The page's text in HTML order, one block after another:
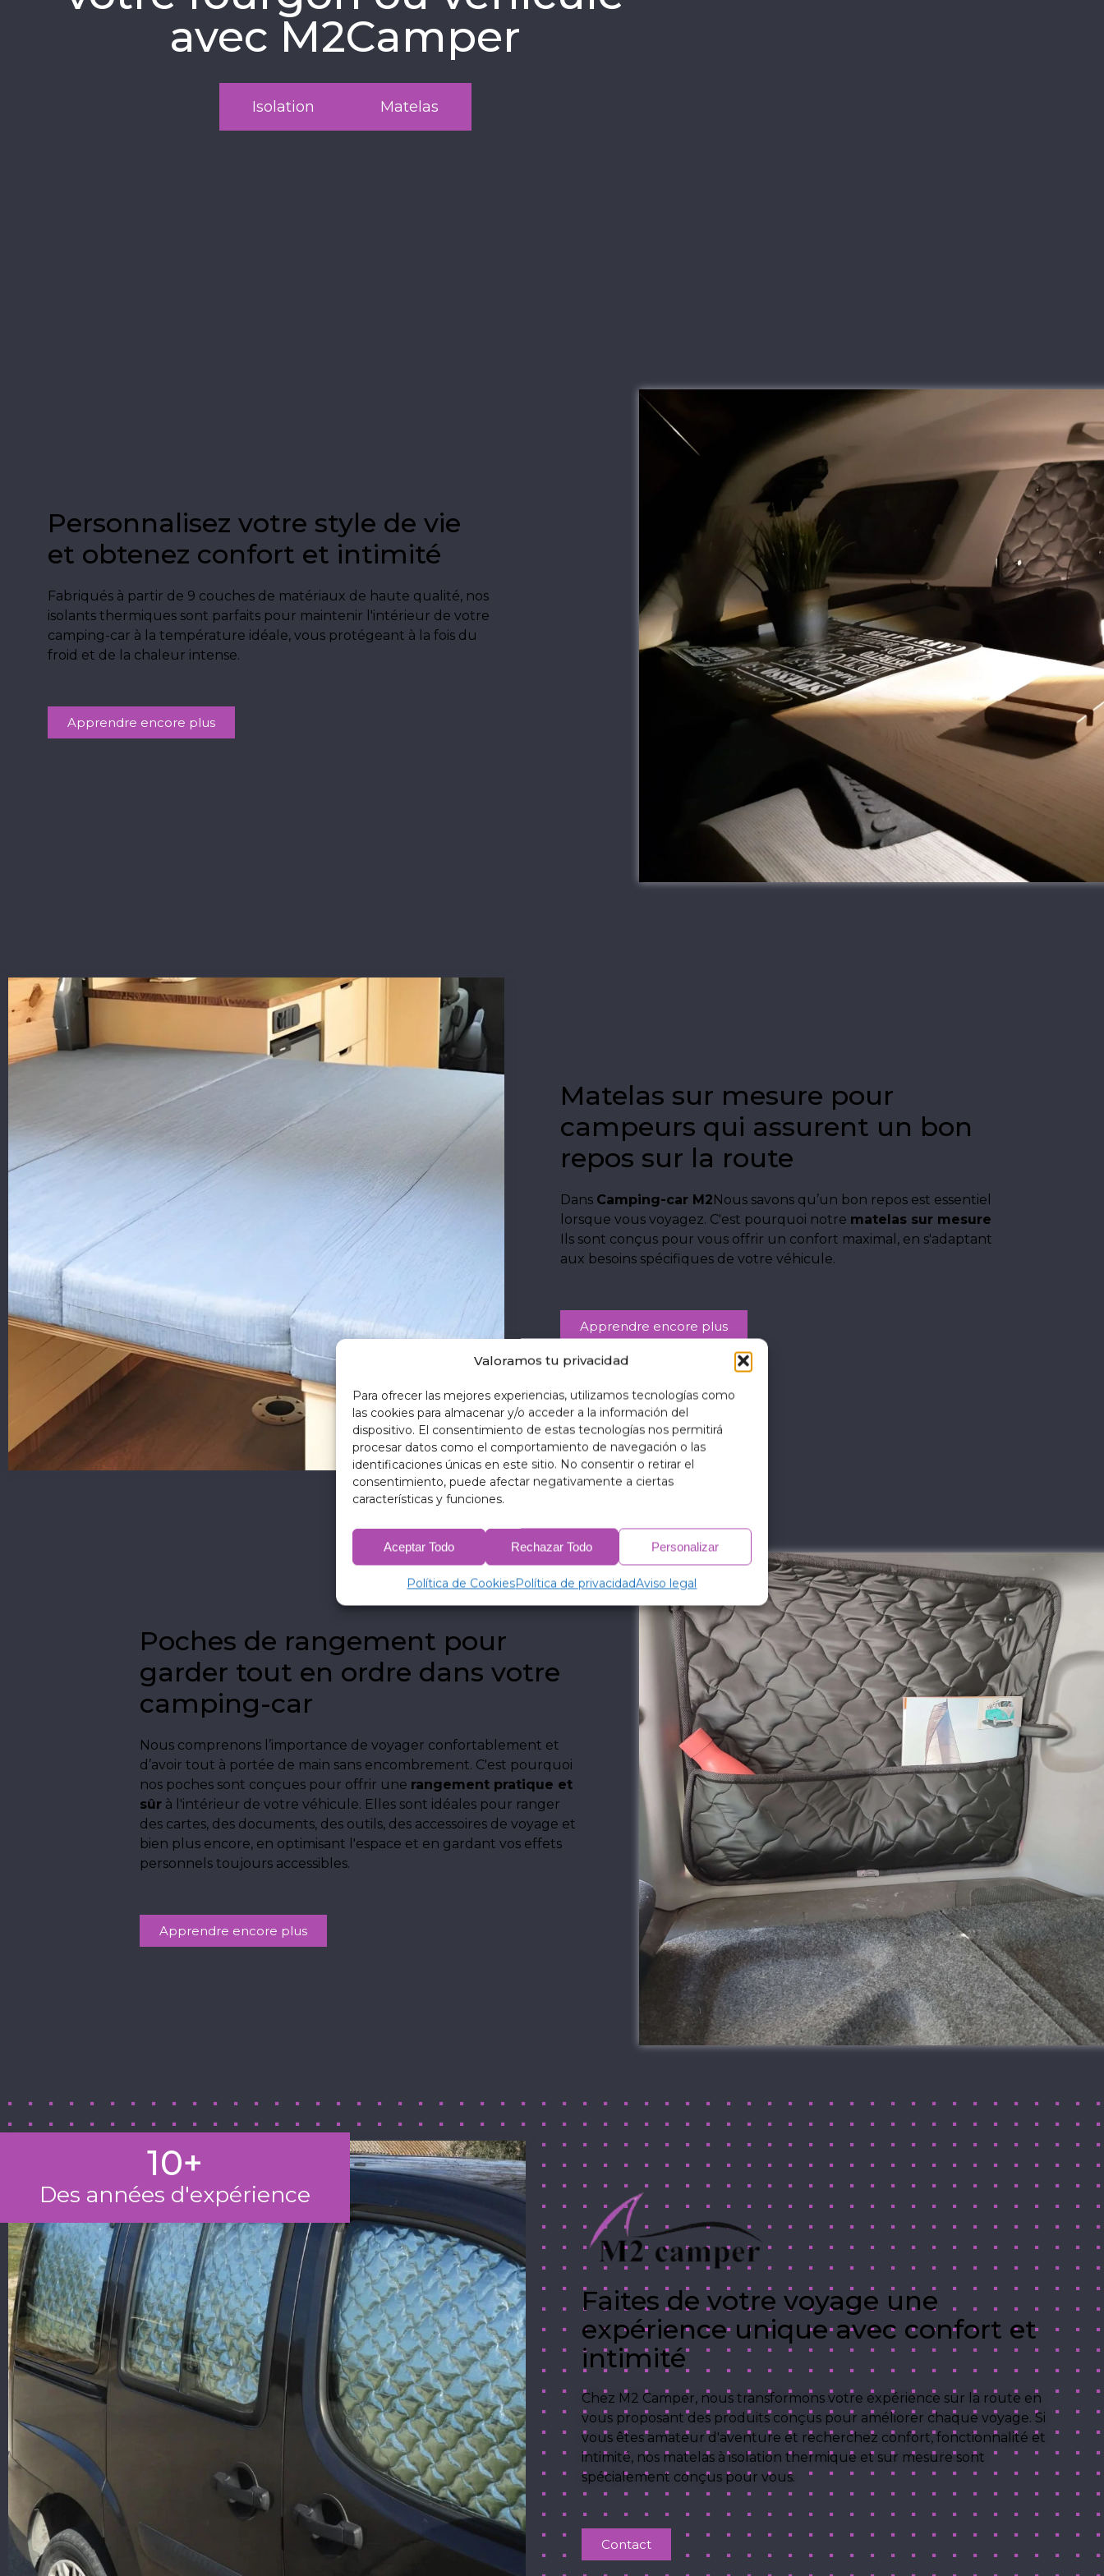
Valoramos tu privacidad
Para ofrecer las mejores experiencias, utilizamos tecnologías como
las cookies para almacenar y/o acceder a la información del
dispositivo. El consentimiento de estas tecnologías nos permitirá
procesar datos como el comportamiento de navegación o las
identificaciones únicas en este sitio. No consentir o retirar el
consentimiento, puede afectar negativamente a ciertas
características y funciones.
Aceptar Todo Rechazar Todo Personalizar
Política de CookiesPolítica de privacidadAviso legal
avec M2Camper
Isolation Matelas
Personnalisez votre style de vie
et obtenez confort et intimité
Fabriqués à partir de 9 couches de matériaux de haute qualité, nos
isolants thermiques sont parfaits pour maintenir l'intérieur de votre
camping-car à la température idéale, vous protégeant à la fois du
froid et de la chaleur intense.
Apprendre encore plus
Matelas sur mesure pour
campeurs qui assurent un bon
repos sur la route
Dans Camping-car M2Nous savons qu’un bon repos est essentiel
lorsque vous voyagez. C'est pourquoi notre matelas sur mesure
Ils sont conçus pour vous offrir un confort maximal, en s'adaptant
aux besoins spécifiques de votre véhicule.
Apprendre encore plus
Poches de rangement pour
garder tout en ordre dans votre
camping-car
Nous comprenons l’importance de voyager confortablement et
d’avoir tout à portée de main sans encombrement. C'est pourquoi
nos poches sont conçues pour offrir une rangement pratique et
sûr à l'intérieur de votre véhicule. Elles sont idéales pour ranger
des cartes, des documents, des outils, des accessoires de voyage et
bien plus encore, en optimisant l'espace et en gardant vos effets
personnels toujours accessibles.
Apprendre encore plus
Des années d'expérience
10+
Faites de votre voyage une
expérience unique avec confort et
intimité
Chez M2 Camper, nous transformons votre expérience sur la route en
vous proposant des produits conçus pour améliorer chaque voyage. Si
vous êtes amateur d'aventure et recherchez confort, fonctionnalité et
intimité, nos matelas à isolation thermique et sur mesure sont
spécialement conçus pour vous.
Contact